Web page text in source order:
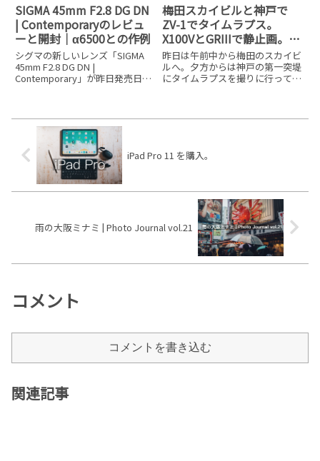
SIGMA 45mm F2.8 DG DN
| Contemporaryのレビュ
ーと開封｜α6500との作例
シグマの新しいレンズ「SIGMA
45mm F2.8 DG DN |
Contemporary」が昨日発売日に
2019.07.28 動画の作例を追加しま
梅田スカイビルと神戸で
ZV-1でタイムラプス。
X100VとGRIIIで静止画。 |
Photo Journal vol.158
昨日は午前中から梅田のスカイビ
ルへ。夕方からは神戸の第一突堤
にタイムラプスを撮りに行ってき
FUJIFILMのX100V、新港第一突堤
iPad Pro 11 を購入。
雨の大阪ミナミ | Photo Journal vol.21
コメント
コメントを書き込む
関連記事